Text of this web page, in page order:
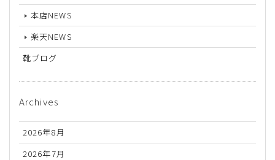
本店NEWS
楽天NEWS
靴ブログ
Archives
2026年8月
2026年7月